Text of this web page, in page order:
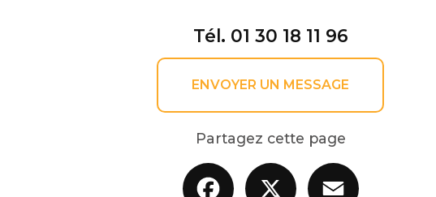
Tél. 01 30 18 11 96
ENVOYER UN MESSAGE
Partagez cette page
Facebook